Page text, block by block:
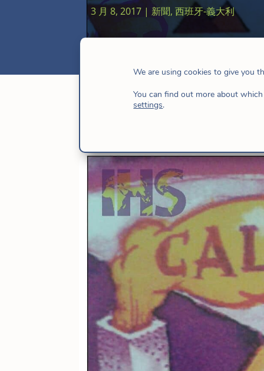
3 月 8, 2017 | 新聞,西班牙-義大利
We are using cookies to give you
You can find out more about
settings.